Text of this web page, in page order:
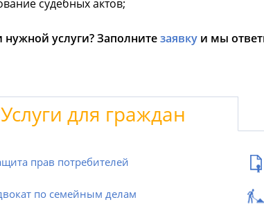
судебных актов;
услуги? Заполнитезаявку и мы
Услуги для граждан
прав потребителей
по семейным делам